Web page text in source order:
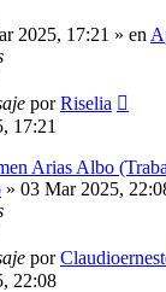
2025, 17:21 » en
porRiselia
17:21
Arias Albo
» 03 Mar 2025,
por
22:08